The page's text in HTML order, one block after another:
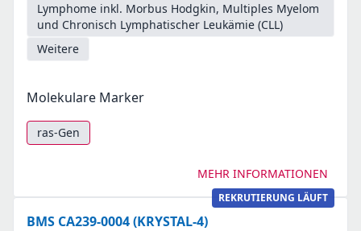
Lymphome inkl. Morbus Hodgkin, Multiples Myelom
und Chronisch Lymphatischer Leukämie (CLL)
Weitere
Molekulare Marker
ras-Gen
MEHR INFORMATIONEN
REKRUTIERUNG LÄUFT
BMS CA239-0004 (KRYSTAL-4)